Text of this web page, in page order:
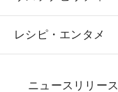
レシピ・エンタメ
ニュースリリース